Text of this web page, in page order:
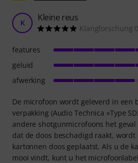
K Kleine reus
Klangforschung
De microfoon wordt geleverd in een
verpakking (Audio Technica »Type
andere shotgunmicrofoons het
dat de doos beschadigd raakt,
kartonnen doos geplaatst. Als u de
mooi vindt, kunt u het
features
geluid
afwerking